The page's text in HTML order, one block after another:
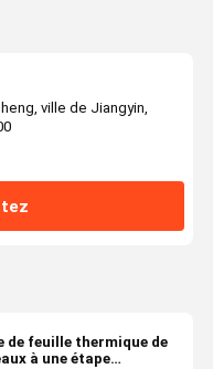
ville de Jiangyin,
de feuille thermique de
à une étape